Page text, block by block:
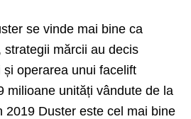
se vinde mai bine ca
mărcii au decis
operarea unui facelift
milioane unități vândute de la
2019 Duster este cel mai bine